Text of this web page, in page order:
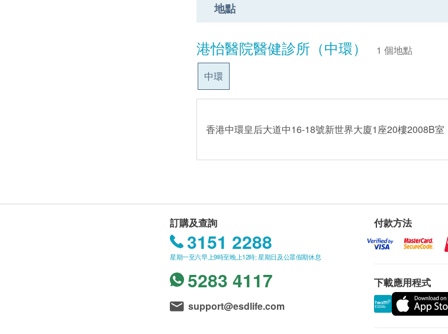
地點
港怡醫院醫健診所（中環）
1 個地點
中環
香港中環皇后大道中16-18號新世界大廈1座20樓2008B室
訂購及查詢
3151 2288
星期一至六早上9時至晚上12時; 星期日及公眾假期休息
5283 4117
support@esdlife.com
付款方法
下載應用程式